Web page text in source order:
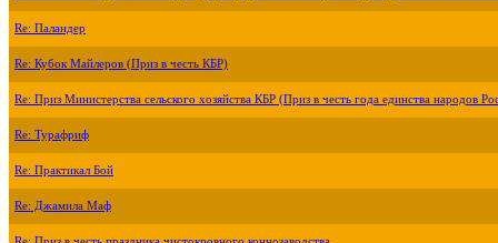
Re: Паландер
Re: Кубок Майлеров (Приз в честь КБР)
Re: Приз Министерства сельского хозяйства КБР (Приз в честь года единства народов
Re: Турафриф
Re: Практикал Бой
Re: Джамила Маф